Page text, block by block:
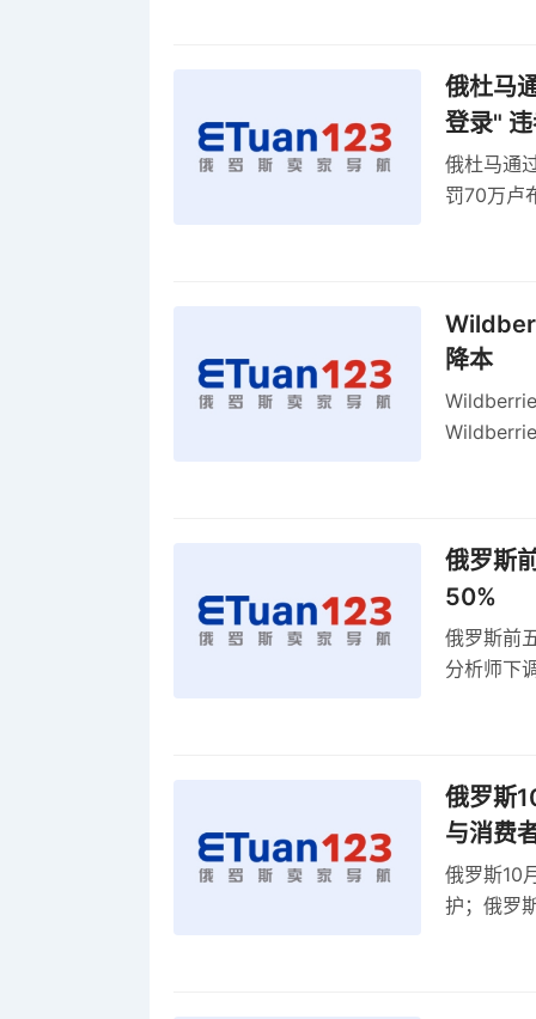
俄杜马
登录"
俄杜马通
罚70万卢
降本
俄罗斯
50%
俄罗斯前
分析师下
俄罗斯
与消费
俄罗斯10
护；俄罗